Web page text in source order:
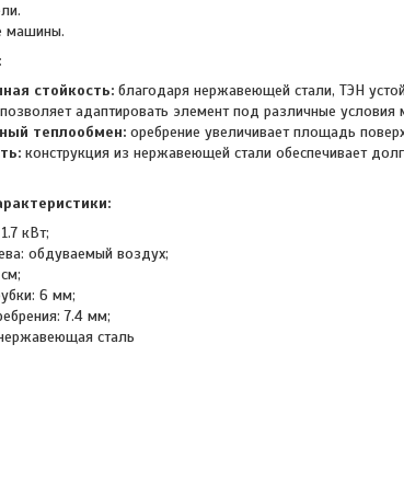
машины.
стойкость: благодаря нержавеющей стали, ТЭН
позволяет адаптировать элемент под различные
теплообмен: оребрение увеличивает площадь
конструкция из нержавеющей стали обеспечивает
кВт;
обдуваемый воздух;
6 мм;
7.4 мм;
сталь